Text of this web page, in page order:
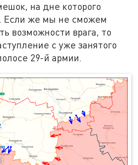
на дне которого
Если же мы не сможем
возможности врага, то
с уже занятого
29-й армии.